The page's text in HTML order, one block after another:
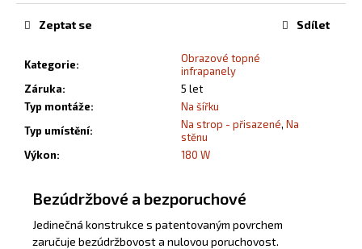
Kategorie:
Obrazové topné
infrapanely
Záruka:
5 let
Typ montáže:
Na šířku
Typ umístění: Na strop - přisazené, Na
stěnu
Výkon: 180 W
Zeptat se Sdílet
Bezúdržbové a bezporuchové
Jedinečná konstrukce s patentovaným povrchem
zaručuje bezúdržbovost a nulovou poruchovost.